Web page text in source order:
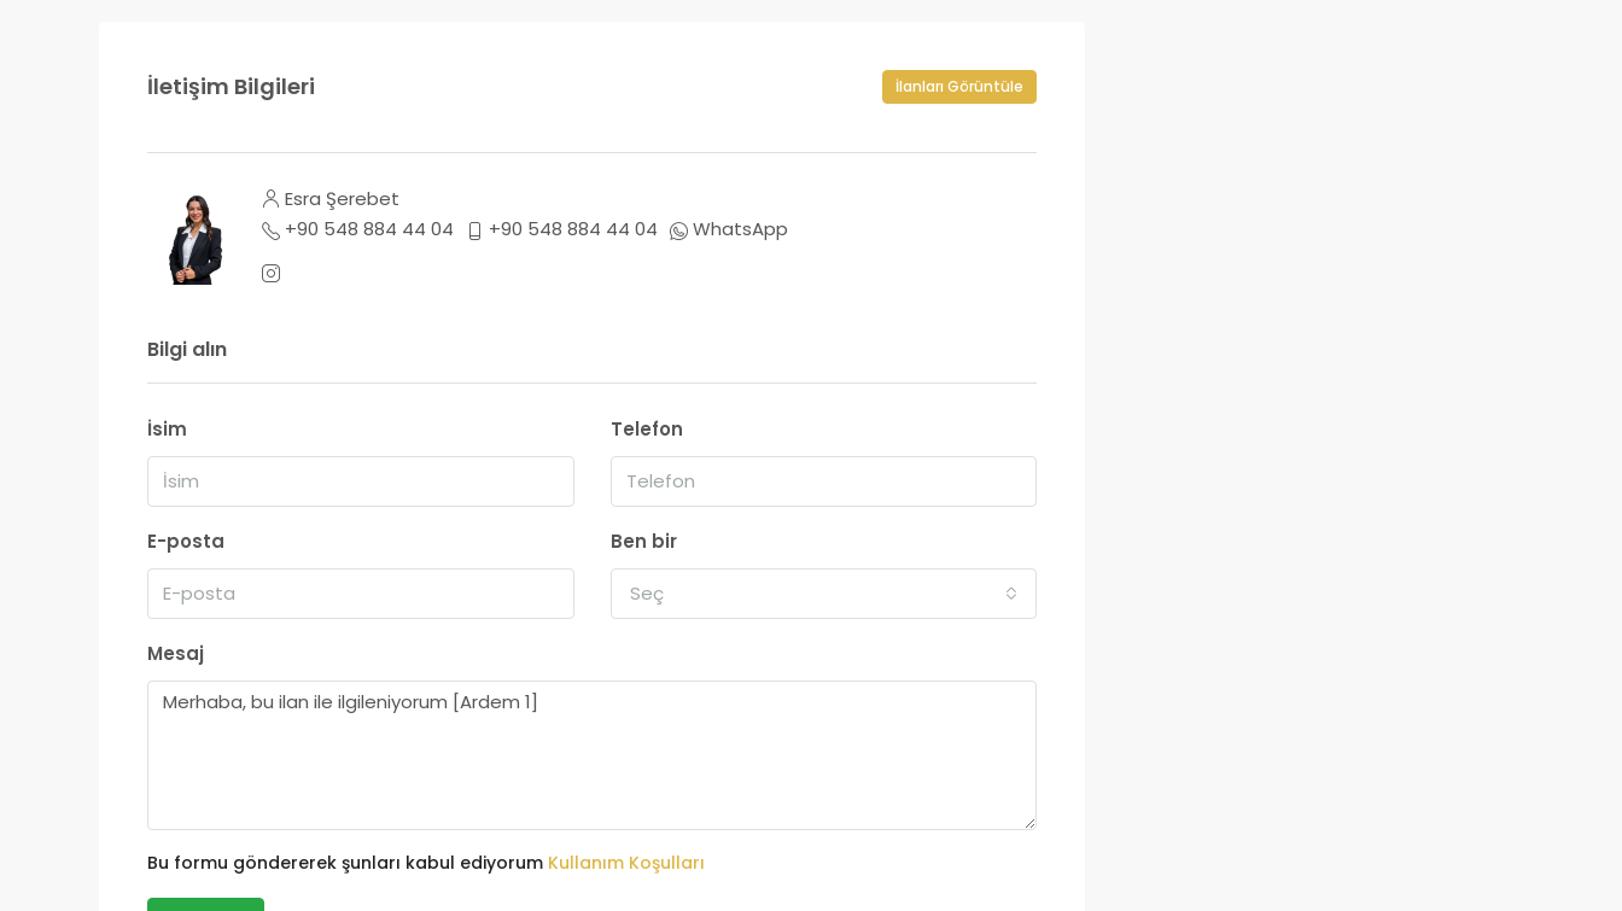
İletişim Bilgileri İlanları Görüntüle
Esra Şerebet
+90 548 884 44 04
+90 548 884 44 04 WhatsApp
Bilgi alın
İsim Telefon
E-posta Ben bir
Seç
Mesaj
Bu formu göndererek şunları kabul ediyorum Kullanım Koşulları